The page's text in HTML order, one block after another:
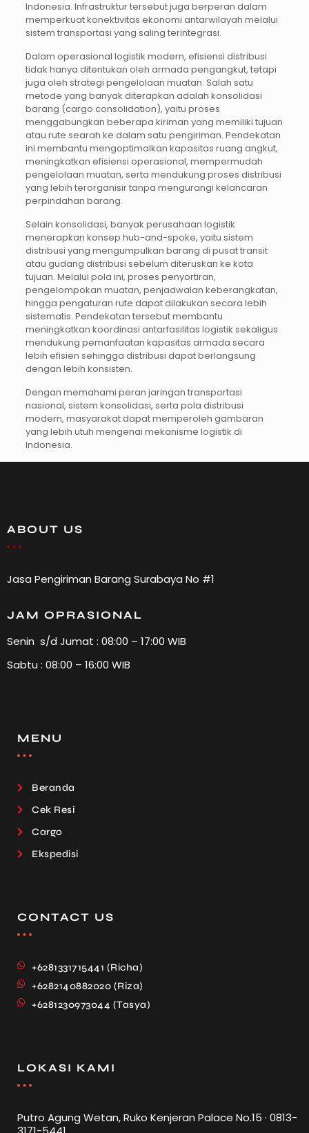
Indonesia. Infrastruktur tersebut juga berperan dalam
memperkuat konektivitas ekonomi antarwilayah melalui
sistem transportasi yang saling terintegrasi.
Dalam operasional logistik modern, efisiensi distribusi
tidak hanya ditentukan oleh armada pengangkut, tetapi
juga oleh strategi pengelolaan muatan. Salah satu
metode yang banyak diterapkan adalah konsolidasi
barang (cargo consolidation), yaitu proses
menggabungkan beberapa kiriman yang memiliki tujuan
atau rute searah ke dalam satu pengiriman. Pendekatan
ini membantu mengoptimalkan kapasitas ruang angkut,
meningkatkan efisiensi operasional, mempermudah
pengelolaan muatan, serta mendukung proses distribusi
yang lebih terorganisir tanpa mengurangi kelancaran
perpindahan barang.
Selain konsolidasi, banyak perusahaan logistik
menerapkan konsep hub-and-spoke, yaitu sistem
distribusi yang mengumpulkan barang di pusat transit
atau gudang distribusi sebelum diteruskan ke kota
tujuan. Melalui pola ini, proses penyortiran,
pengelompokan muatan, penjadwalan keberangkatan,
hingga pengaturan rute dapat dilakukan secara lebih
sistematis. Pendekatan tersebut membantu
meningkatkan koordinasi antarfasilitas logistik sekaligus
mendukung pemanfaatan kapasitas armada secara
lebih efisien sehingga distribusi dapat berlangsung
dengan lebih konsisten.
Dengan memahami peran jaringan transportasi
nasional, sistem konsolidasi, serta pola distribusi
modern, masyarakat dapat memperoleh gambaran
yang lebih utuh mengenai mekanisme logistik di
Indonesia.
ABOUT US
Jasa Pengiriman Barang Surabaya No #1
JAM OPRASIONAL
Senin s/d Jumat : 08:00 – 17:00 WIB
Sabtu : 08:00 – 16:00 WIB
MENU
Beranda
Cek Resi
Cargo
Ekspedisi
CONTACT US
+6281331715441 (Richa)
+6282140882020 (Riza)
+6281230973044 (Tasya)
LOKASI KAMI
Putro Agung Wetan, Ruko Kenjeran Palace No.15 · 0813-